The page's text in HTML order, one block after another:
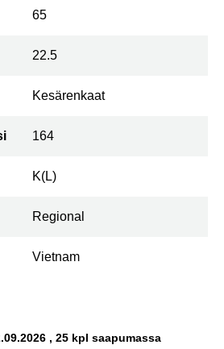
65
22.5
Kesärenkaat
164
K(L)
Regional
Vietnam
, 25 kpl saapumassa